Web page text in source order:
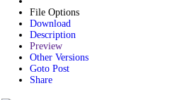
File Options
Download
Description
Preview
Other Versions
Goto Post
Share